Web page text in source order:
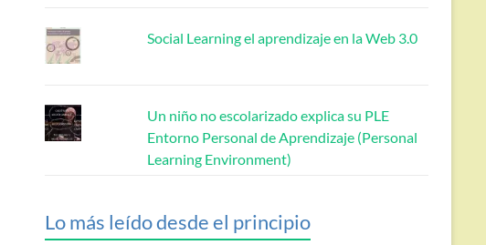
Social Learning el aprendizaje en la Web 3.0
Un niño no escolarizado explica su PLE
Entorno Personal de Aprendizaje (Personal
Learning Environment)
Lo más leído desde el principio